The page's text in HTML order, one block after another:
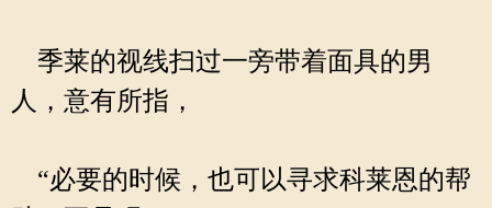
季莱的视线扫过一旁带着面具的男
人，意有所指，
“必要的时候，也可以寻求科莱恩的帮